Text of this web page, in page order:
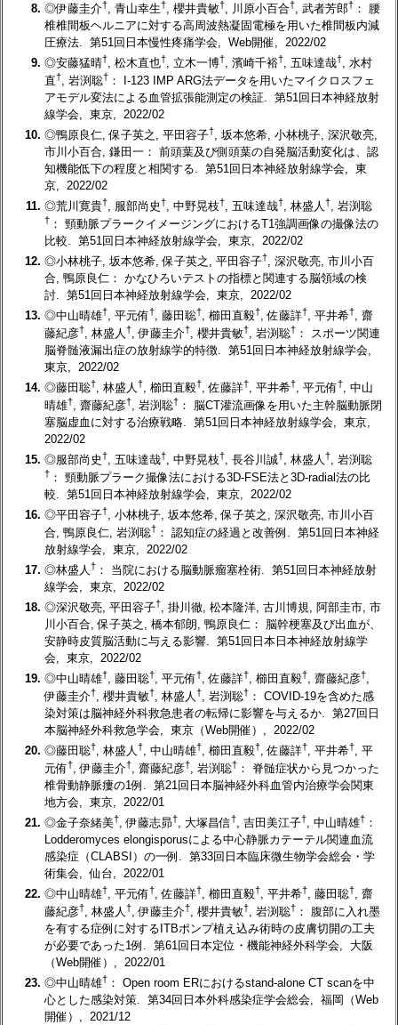
8. ◎伊藤圭介†, 青山幸生†, 櫻井貴敏†, 川原小百合†, 武者芳郎† ： 腰
椎椎間板ヘルニアに対する高周波熱凝固電極を用いた椎間板内減
圧療法. 第51回日本慢性疼痛学会, Web開催, 2022/02
9. ◎安藤猛晴†, 松木直也†, 立木一博†, 濱崎千裕†, 五味達哉†, 水村
直† , 岩渕聡† ： I-123 IMP ARG法データを用いたマイクロスフェ
アモデル変法による血管拡張能測定の検証. 第51回日本神経放射
線学会, 東京, 2022/02
10. ◎鴨原良仁, 保子英之, 平田容子†, 坂本悠希, 小林桃子, 深沢敬亮,
市川小百合, 鎌田一： 前頭葉及び側頭葉の自発脳活動変化は、認
知機能低下の程度と相関する. 第51回日本神経放射線学会, 東
京, 2022/02
11. ◎荒川寛貴†, 服部尚史†, 中野晃枝†, 五味達哉†, 林盛人†, 岩渕聡
† ： 頸動脈プラークイメージングにおけるT1強調画像の撮像法の
比較. 第51回日本神経放射線学会, 東京, 2022/02
12. ◎小林桃子, 坂本悠希, 保子英之, 平田容子†, 深沢敬亮, 市川小百
合, 鴨原良仁： かなひろいテストの指標と関連する脳領域の検
討. 第51回日本神経放射線学会, 東京, 2022/02
13. ◎中山晴雄†, 平元侑†, 藤田聡†, 櫛田直毅†, 佐藤詳†, 平井希†, 齋
藤紀彦† , 林盛人 † , 伊藤圭介† , 櫻井貴敏† , 岩渕聡† ： スポーツ関連
脳脊髄液漏出症の放射線学的特徴. 第51回日本神経放射線学会,
東京, 2022/02
14. ◎藤田聡†, 林盛人†, 櫛田直毅†, 佐藤詳†, 平井希†, 平元侑†, 中山
晴雄† , 齋藤紀彦† , 岩渕聡† ： 脳CT灌流画像を用いた主幹脳動脈閉
塞脳虚血に対する治療戦略. 第51回日本神経放射線学会, 東京,
2022/02
15. ◎服部尚史†, 五味達哉†, 中野晃枝†, 長谷川誠†, 林盛人†, 岩渕聡
† ： 頸動脈プラーク撮像法における3D-FSE法と3D-radial法の比
較. 第51回日本神経放射線学会, 東京, 2022/02
16. ◎平田容子†, 小林桃子, 坂本悠希, 保子英之, 深沢敬亮, 市川小百
合, 鴨原良仁, 岩渕聡† ： 認知症の経過と改善例. 第51回日本神経
放射線学会, 東京, 2022/02
17. ◎林盛人† ： 当院における脳動脈瘤塞栓術. 第51回日本神経放射
線学会, 東京, 2022/02
18. ◎深沢敬亮, 平田容子†, 掛川徹, 松本隆洋, 古川博規, 阿部圭市, 市
川小百合, 保子英之, 橋本郁朗, 鴨原良仁： 脳幹梗塞及び出血が、
安静時皮質脳活動に与える影響. 第51回日本日本神経放射線学
会, 東京, 2022/02
19. ◎中山晴雄†, 藤田聡†, 平元侑†, 佐藤詳†, 櫛田直毅†, 齋藤紀彦†,
伊藤圭介† , 櫻井貴敏† , 林盛人 † , 岩渕聡† ： COVID-19を含めた感
染対策は脳神経外科救急患者の転帰に影響を与えるか. 第27回日
本脳神経外科救急学会, 東京（Web開催）, 2022/02
20. ◎藤田聡†, 林盛人†, 中山晴雄†, 櫛田直毅†, 佐藤詳†, 平井希†, 平
元侑† , 伊藤圭介† , 齋藤紀彦† , 岩渕聡† ： 脊髄症状から見つかった
椎骨動静脈瘻の1例. 第21回日本脳神経外科血管内治療学会関東
地方会, 東京, 2022/01
21. ◎金子奈緒美†, 伊藤志昴†, 大塚昌信†, 吉田美江子†, 中山晴雄† ：
Lodderomyces elongisporusによる中心静脈カテーテル関連血流
感染症（CLABSI）の一例. 第33回日本臨床微生物学会総会・学
術集会, 仙台, 2022/01
22. ◎中山晴雄†, 平元侑†, 佐藤詳†, 櫛田直毅†, 平井希†, 藤田聡†, 齋
藤紀彦† , 林盛人 † , 伊藤圭介† , 櫻井貴敏† , 岩渕聡† ： 腹部に入れ墨
を有する症例に対するITBポンプ植え込み術時の皮膚切開の工夫
が必要であった1例. 第61回日本定位・機能神経外科学会, 大阪
（Web開催）, 2022/01
23. ◎中山晴雄† ： Open room ERにおけるstand-alone CT scanを中
心とした感染対策. 第34回日本外科感染症学会総会, 福岡（Web
開催）, 2021/12